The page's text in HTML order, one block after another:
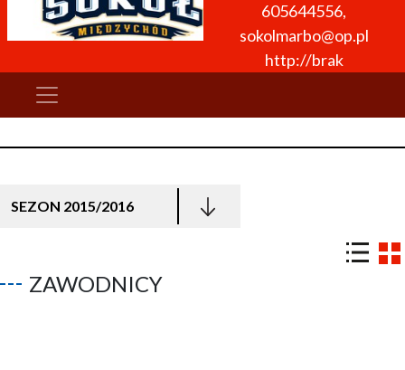
605644556,
sokolmarbo@op.pl
http://brak
SEZON 2015/2016
ZAWODNICY